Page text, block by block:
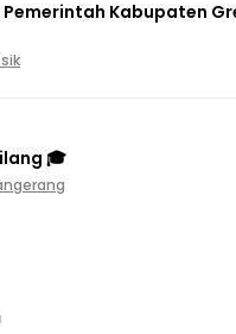
Pemerintah Kabupaten
🎓